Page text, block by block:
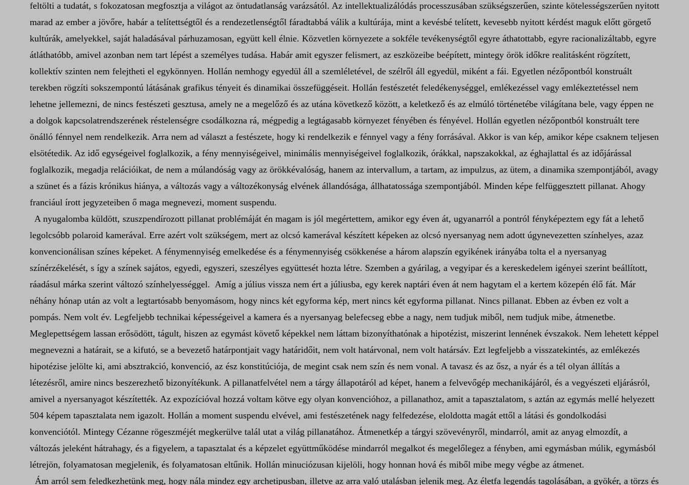
feltölti a tudatát, s fokozatosan megfosztja a világot az öntudatlanság varázsától. Az intellektualizálódás processzusában szükségszerűen, szinte kötelességszerűen nyitott
marad az ember a jövőre, habár a telítettségtől és a rendezetlenségtől fáradtabbá válik a kultúrája, mint a kevésbé telített, kevesebb nyitott kérdést maguk előtt görgető
kultúrák, amelyekkel, saját haladásával párhuzamosan, együtt kell élnie. Közvetlen környezete a sokféle tevékenységtől egyre áthatottabb, egyre racionalizáltabb, egyre
átláthatóbb, amivel azonban nem tart lépést a személyes tudása. Habár amit egyszer felismert, az eszközeibe beépített, mintegy örök időkre realitásként rögzített,
kollektív szinten nem felejtheti el egykönnyen. Hollán nemhogy egyedül áll a szemléletével, de szélről áll egyedül, miként a fái. Egyetlen nézőpontból konstruált
terekben rögzíti sokszempontú látásának grafikus tényeit és dinamikai összefüggéseit. Hollán festészetét feledékenységgel, emlékezéssel vagy emlékeztetéssel nem
lehetne jellemezni, de nincs festészeti gesztusa, amely ne a megelőző és az utána következő között, a keletkező és az elmúló történetébe világítana bele, vagy éppen ne
a dolgok kapcsolatrendszerének réstelenségre csodálkozna rá, mégpedig a legtágasabb környezet fényében és fényével. Hollán egyetlen nézőpontból konstruált tere
önálló fénnyel nem rendelkezik. Arra nem ad választ a festészete, hogy ki rendelkezik e fénnyel vagy a fény forrásával. Akkor is van kép, amikor képe csaknem teljesen
elsötétedik. Az idő egységeivel foglalkozik, a fény mennyiségeivel, minimális mennyiségeivel foglalkozik, órákkal, napszakokkal, az éghajlattal és az időjárással
foglalkozik, megadja relációikat, de nem a múlandóság vagy az örökkévalóság, hanem az intervallum, a tartam, az impulzus, az ütem, a dinamika szempontjából, avagy
a szünet és a fázis krónikus hiánya, a változás vagy a változékonyság elvének állandósága, állhatatossága szempontjából. Minden képe felfüggesztett pillanat. Ahogy
franciául írott jegyzeteiben ő maga megnevezi, moment suspendu.
A nyugalomba küldött, szuszpendírozott pillanat problémáját én magam is jól megértettem, amikor egy éven át, ugyanarról a pontról fényképeztem egy fát a lehető
legolcsóbb polaroid kamerával. Erre azért volt szükségem, mert az olcsó kamerával készített képeken az olcsó nyersanyag nem adott úgynevezetten színhelyes, azaz
konvencionálisan színes képeket. A fénymennyiség emelkedése és a fénymennyiség csökkenése a három alapszín egyikének irányába tolta el a nyersanyag
színérzékelését, s így a színek sajátos, egyedi, egyszeri, szeszélyes együttesét hozta létre. Szemben a gyárilag, a vegyipar és a kereskedelem igényei szerint beállított,
ráadásul márka szerint változó színhelyességgel. Amíg a július vissza nem ért a júliusba, egy kerek naptári éven át nem hagytam el a kertem közepén élő fát. Már
néhány hónap után az volt a legtartósabb benyomásom, hogy nincs két egyforma kép, mert nincs két egyforma pillanat. Nincs pillanat. Ebben az évben ez volt a
pompás. Nem volt év. Legfeljebb technikai képességeivel a kamera és a nyersanyag belefecseg ebbe a nagy, nem tudjuk miből, nem tudjuk mibe, átmenetbe.
Meglepettségem lassan erősödött, tágult, hiszen az egymást követő képekkel nem láttam bizonyíthatónak a hipotézist, miszerint lennének évszakok. Nem lehetett képpel
megnevezni a határait, se a kifutó, se a bevezető határpontjait vagy határidőit, nem volt határvonal, nem volt határsáv. Ezt legfeljebb a visszatekintés, az emlékezés
hipotézise jelölte ki, ami absztrakció, konvenció, az ész konstitúciója, de megint csak nem szín és nem vonal. A tavasz és az ősz, a nyár és a tél olyan állítás a
létezésről, amire nincs beszerezhető bizonyítékunk. A pillanatfelvétel nem a tárgy állapotáról ad képet, hanem a felvevőgép mechanikájáról, és a vegyészeti eljárásról,
amivel a nyersanyagot készítették. Az expozícióval hozzá voltam kötve egy olyan konvencióhoz, a pillanathoz, amit a tapasztalatom, s aztán az egymás mellé helyezett
504 képem tapasztalata nem igazolt. Hollán a moment suspendu elvével, ami festészetének nagy felfedezése, eloldotta magát ettől a látási és gondolkodási
konvenciótól. Mintegy Cézanne rögeszméjét megkerülve talál utat a világ pillanatához. Átmenetkép a tárgyi szövevényről, mindarról, amit az anyag elmozdít, a
változás jeleként hátrahagy, és a figyelem, a tapasztalat és a képzelet együttműködése mindarról megalkot és megelőlegez a fényben, ami egymásban múlik, egymásból
létrejön, folyamatosan megjelenik, és folyamatosan eltűnik. Hollán minuciózusan kijelöli, hogy honnan hová és miből mibe megy végbe az átmenet.
Ám arról sem feledkezhetünk meg, hogy nála mindez egy archetipusban, illetve az arra való utalásban jelenik meg. Az életfa legendás tagolásában, a gyökér, a törzs és